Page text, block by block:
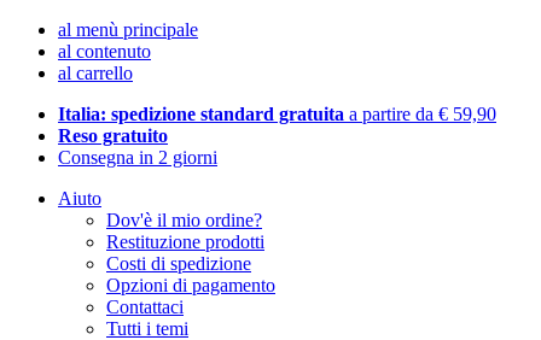
al menù principale
al contenuto
al carrello
Italia: spedizione standard gratuita a partire da € 59,90
Reso gratuito
Consegna in 2 giorni
Aiuto
Dov'è il mio ordine?
Restituzione prodotti
Costi di spedizione
Opzioni di pagamento
Contattaci
Tutti i temi